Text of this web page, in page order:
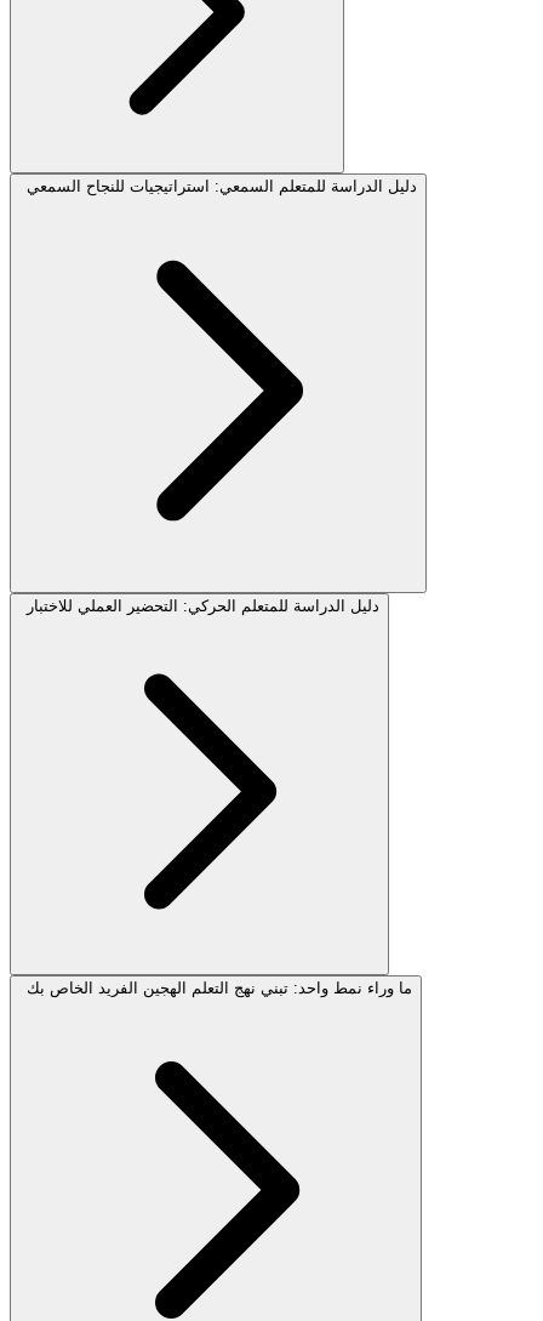
دليل الدراسة للمتعلم السمعي: استراتيجيات للنجاح السمعي
دليل الدراسة للمتعلم الحركي: التحضير العملي للاختبار
ما وراء نمط واحد: تبني نهج التعلم الهجين الفريد الخاص بك